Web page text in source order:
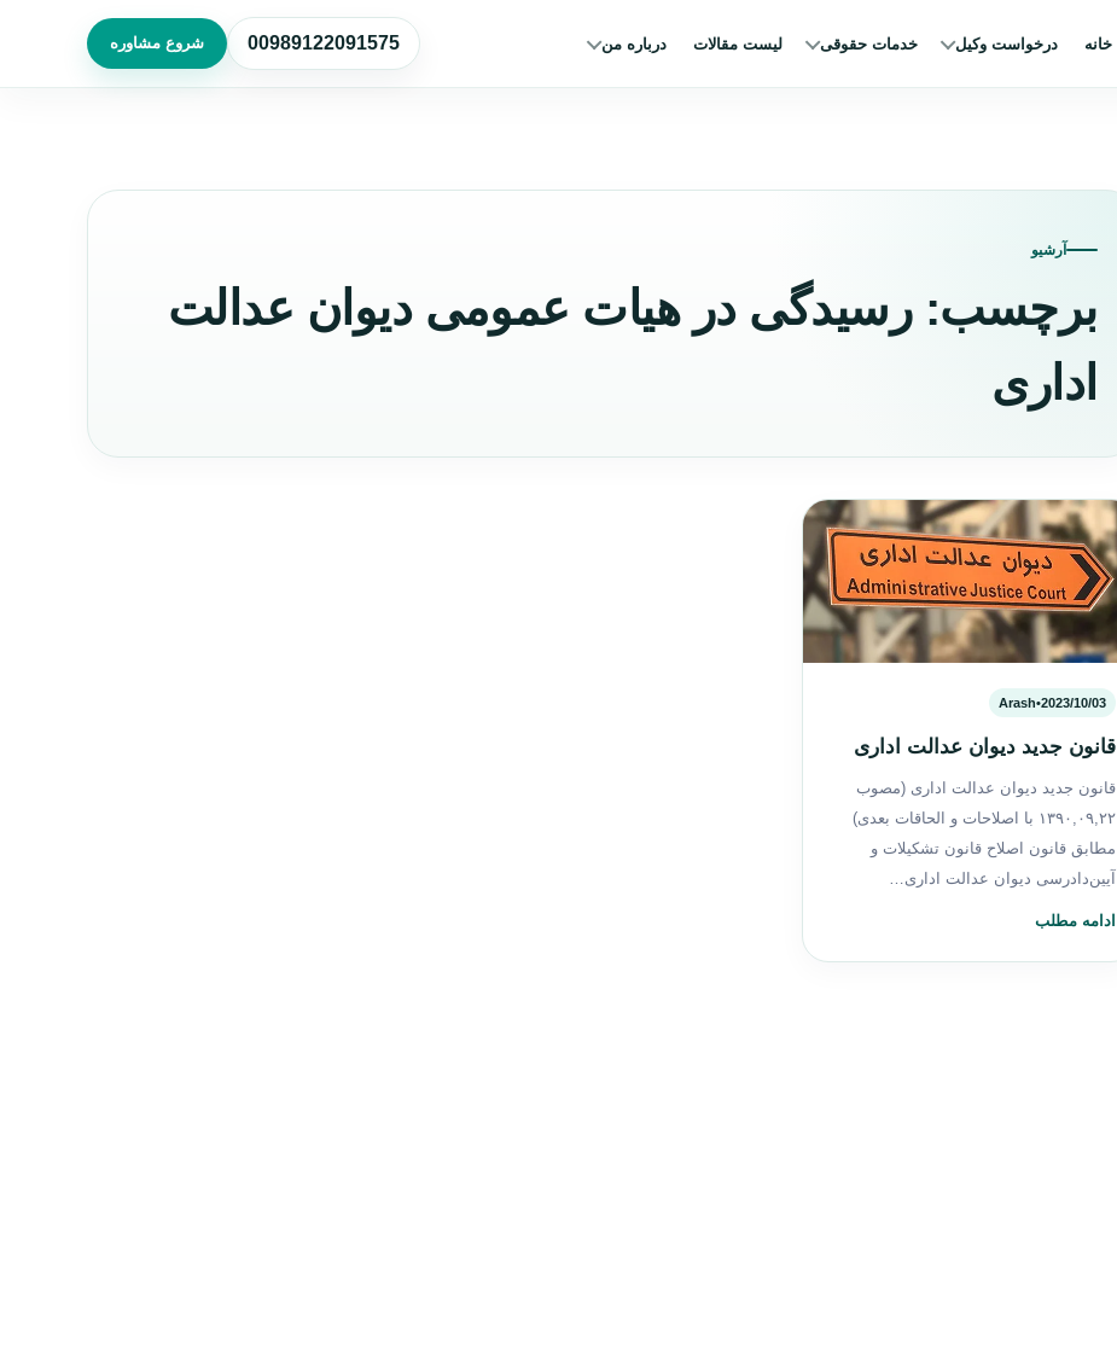
خانه درخواست وکیل خدمات حقوقی لیست مقالات درباره من 00989122091575 شروع مشاوره
آرشیو
برچسب:رسیدگی در هیات عمومی دیوان عدالت
اداری
2023/10/03
•
Arash
قانون جدید دیوان عدالت اداری
قانون جدید دیوان عدالت اداری (مصوب
۱۳۹۰,۰۹,۲۲ با اصلاحات و الحاقات بعدی)
مطابق قانون اصلاح قانون تشکیلات و
آیین‌دادرسی دیوان عدالت اداری…
ادامه مطلب